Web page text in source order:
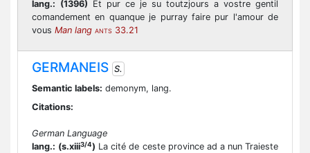
lang.: (1396) Et pur ce je su toutzjours a vostre gentil
comandement en quanque je purray faire pur l'amour de
vous Man lang ANTS 33.21
GERMANEIS S.
Semantic labels: demonym, lang.
Citations:
German Language
lang.: (s.xiii3/4) La cité de ceste province ad a nun Traieste